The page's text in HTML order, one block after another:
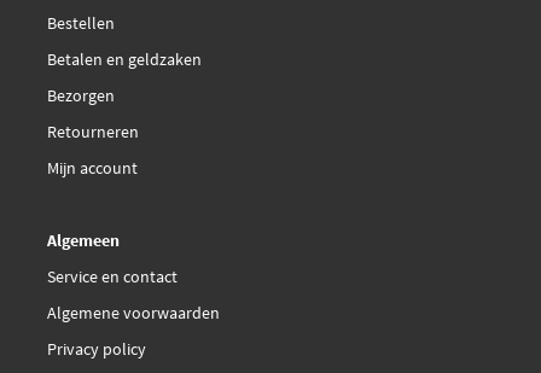
Bestellen
Betalen en geldzaken
Bezorgen
Retourneren
Mijn account
Algemeen
Service en contact
Algemene voorwaarden
Privacy policy